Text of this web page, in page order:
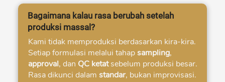
Bagaimana kalau rasa berubah setelah
produksi massal?
Kami tidak memproduksi berdasarkan kira-kira.
Setiap formulasi melalui tahap sampling
approval, dan QC ketat sebelum produksi besar.
Rasa dikunci dalam standar